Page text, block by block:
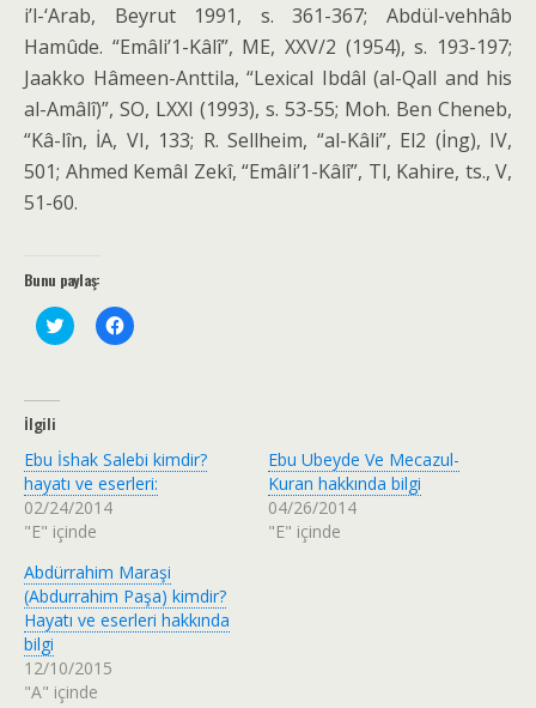
i’l-‘Arab, Beyrut 1991, s. 361-367; Abdül-vehhâb
Hamûde. “Emâli’1-Kâlî”, ME, XXV/2 (1954), s. 193-197;
Jaakko Hâmeen-Anttila, “Lexical Ibdâl (al-Qall and his
al-Amâlî)”, SO, LXXI (1993), s. 53-55; Moh. Ben Cheneb,
“Kâ-lîn, İA, VI, 133; R. Sellheim, “al-Kâli”, El2 (İng), IV,
501; Ahmed Kemâl Zekî, “Emâli’1-Kâlî”, Tl, Kahire, ts., V,
51-60.
Bunu paylaş:
T
w
e
r
i
n
d
e
a
y
l
a
ş
a
k
i
F
a
t
a
p
ş
m
a
k
i
İlgili
Ebu İshak Salebi kimdir?
hayatı ve eserleri:
02/24/2014
"E" içinde
Ebu Ubeyde Ve Mecazul-
Kuran hakkında bilgi
04/26/2014
"E" içinde
Abdürrahim Maraşi
(Abdurrahim Paşa) kimdir?
Hayatı ve eserleri hakkında
bilgi
12/10/2015
"A" içinde